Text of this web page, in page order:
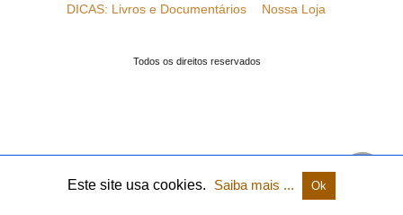
DICAS: Livros e Documentários Nossa Loja
Todos os direitos reservados
Este site usa cookies. Saiba mais ... Ok